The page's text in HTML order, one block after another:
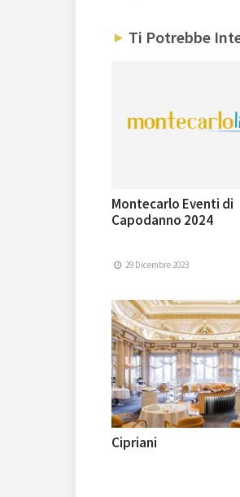
Ti Potrebbe
Montecarlo Eventi di
Capodanno 2024
29 Dicembre 2023
Cipriani